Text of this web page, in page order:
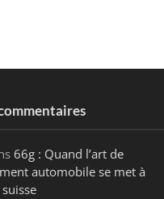
66g : Quand l’art de
automobile se met à
suisse